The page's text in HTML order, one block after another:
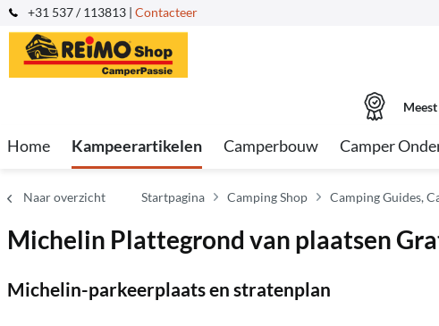
+31 537 / 113813 | Contacteer
Home Kampeerartikelen Camperbouw Camper
Naar overzicht Startpagina Camping Shop Camping Guides,
Michelin Plattegrond van plaatsen
Michelin-parkeerplaats en stratenplan